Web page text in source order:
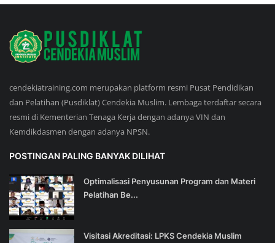
cendekiatraining.com merupakan platform resmi Pusat Pendidikan
dan Pelatihan (Pusdiklat) Cendekia Muslim. Lembaga terdaftar secara
resmi di Kementerian Tenaga Kerja dengan adanya VIN dan
Kemdikdasmen dengan adanya NPSN.
POSTINGAN PALING BANYAK DILIHAT
Optimalisasi Penyusunan Program dan Materi
Pelatihan Be...
Visitasi Akreditasi: LPKS Cendekia Muslim